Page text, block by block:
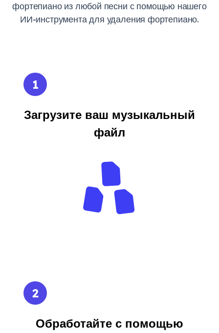
фортепиано из любой песни с помощью нашего
ИИ-инструмента для удаления фортепиано.
1
Загрузите ваш музыкальный
файл
2
Обработайте с помощью